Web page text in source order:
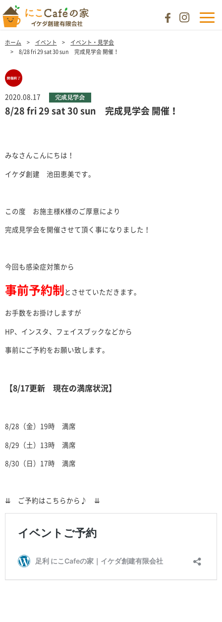
ホーム イベント
イベント・見学会
8/28 fri 29 sat 30 sun 完成見学会 開催！
2020.08.17
8/28 fri 29 sat 30 sun 完成見学会 開催！
みなさんこんにちは！
イケダ創建 池田恵美です。
この度 お施主様K様のご厚意により
完成見学会を開催させて頂く事になりました！
今回も感染症対策から
事前予約制とさせていただきます。
お手数をお掛けしますが
HP、インスタ、フェイスブックなどから
事前にご予約をお願い致します。
【8/17更新 現在の満席状況】
8/28（金）19時 満席
8/29（土）13時 満席
8/30（日）17時 満席
⇊ ご予約はこちらから♪ ⇊